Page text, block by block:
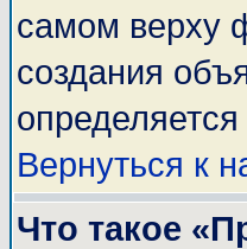
самом верху
создания
Вернуться к
Что такое